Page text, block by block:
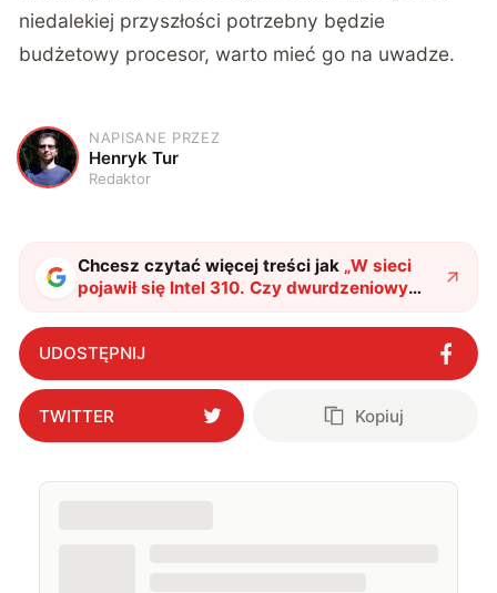
niedalekiej przyszłości potrzebny będzie
budżetowy procesor, warto mieć go na uwadze.
H
NAPISANE PRZEZ
Henryk Tur
Redaktor
Chcesz czytać więcej treści jak „W sieci
pojawił się Intel 310. Czy dwurdzeniowy
procesor w 2024 roku ma sens?"?
UDOSTĘPNIJ
TWITTER Kopiuj